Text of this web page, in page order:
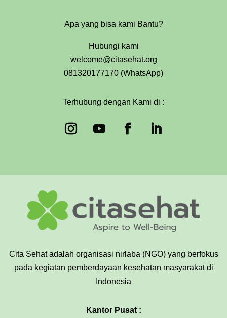
Apa yang bisa kami Bantu?
Hubungi kami
welcome@citasehat.org
081320177170 (WhatsApp)
Terhubung dengan Kami di :
Cita Sehat adalah organisasi nirlaba (NGO) yang berfokus
pada kegiatan pemberdayaan kesehatan masyarakat di
Indonesia
Kantor Pusat :